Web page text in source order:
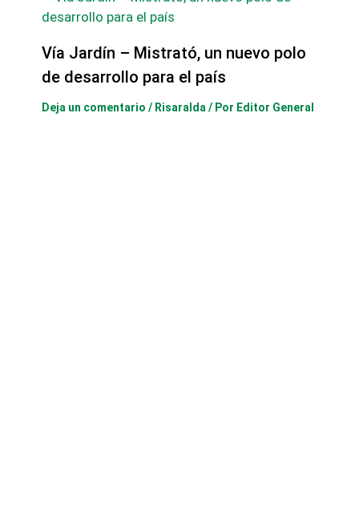
Vía Jardín – Mistrató, un nuevo polo
de desarrollo para el país
Deja un comentario / Risaralda / Por Editor General